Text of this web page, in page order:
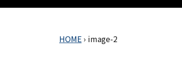
HOME › image-2